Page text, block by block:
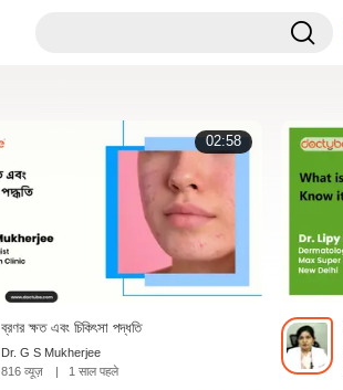
02:58
ব্রণর ক্ষত এবং চিকিৎসা পদ্ধতি
Dr. G S Mukherjee
816 व्यूज़
| 1 साल पहले